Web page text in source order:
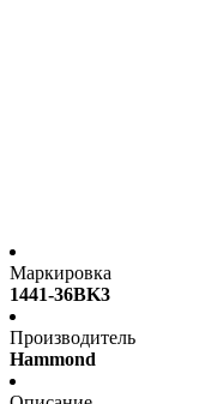
Маркировка
1441-36BK3
Производитель
Hammond